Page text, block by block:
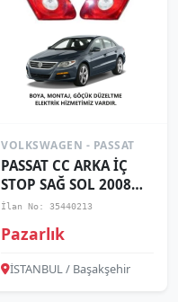
VOLKSWAGEN - PASSAT
PASSAT CC ARKA İÇ
STOP SAĞ SOL 2008
2009 2010 2011 2012
İlan No: 35440213
Pazarlık
İSTANBUL / Başakşehir